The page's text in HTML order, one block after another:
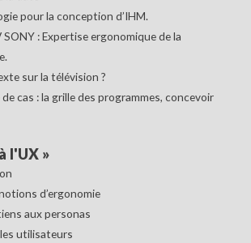
pour la conception d’IHM.
: Expertise ergonomique de la
sur la télévision ?
cas : la grille des programmes, concevoir
l'UX»
d’ergonomie
aux personas
utilisateurs